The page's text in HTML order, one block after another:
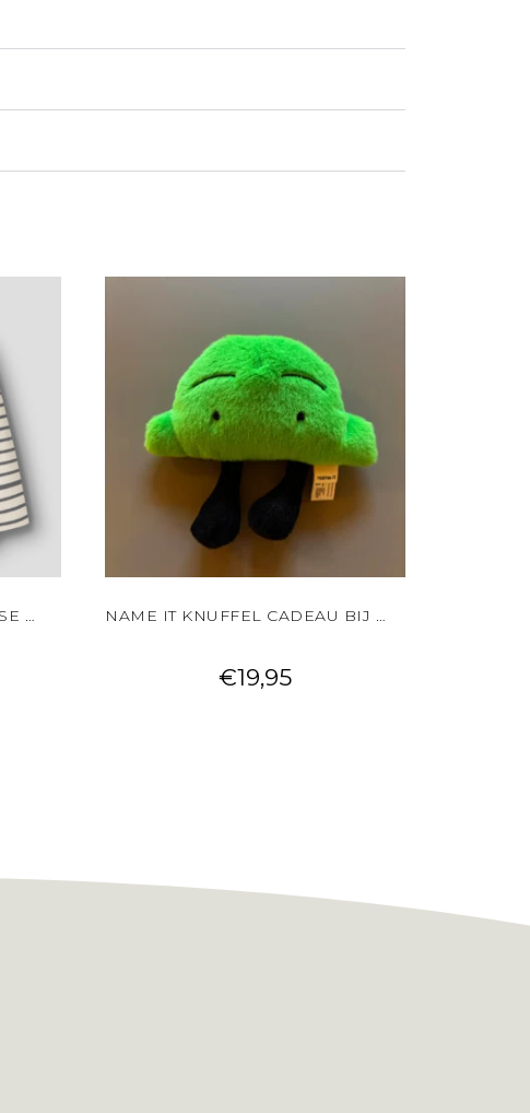
LIL’ ATELIER JONGENS LOOSE POLO SWEATER WIT TURTLEDOVE BIOLOGISCH KATOEN NAME IT KNUFFEL CADEAU BIJ JE BESTELLING!
€19,95